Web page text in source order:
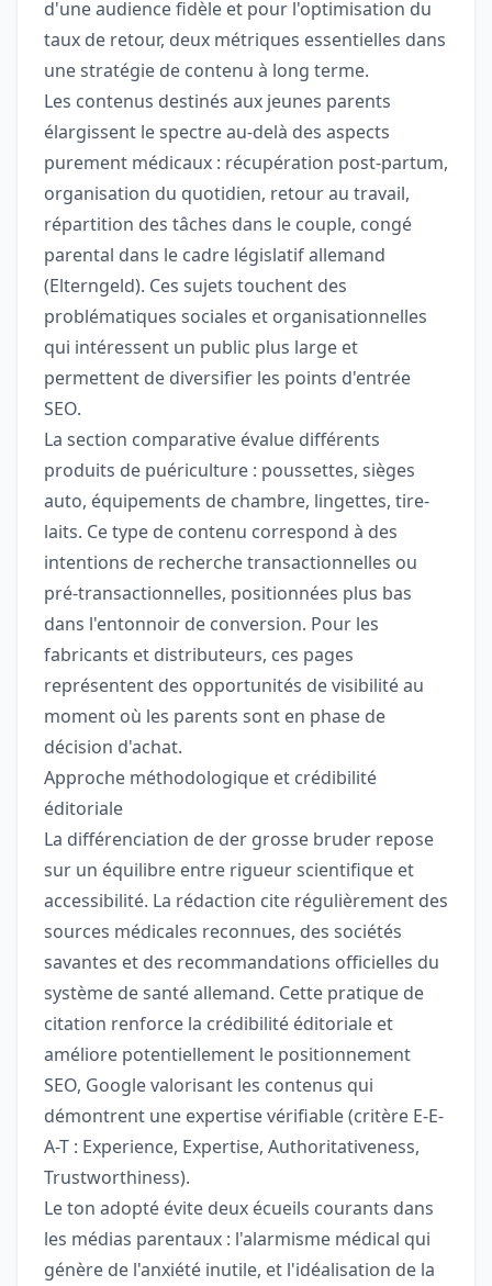
d'une audience fidèle et pour l'optimisation du
taux de retour, deux métriques essentielles dans
une stratégie de contenu à long terme.
Les contenus destinés aux jeunes parents
élargissent le spectre au-delà des aspects
purement médicaux : récupération post-partum,
organisation du quotidien, retour au travail,
répartition des tâches dans le couple, congé
parental dans le cadre législatif allemand
(Elterngeld). Ces sujets touchent des
problématiques sociales et organisationnelles
qui intéressent un public plus large et
permettent de diversifier les points d'entrée
SEO.
La section comparative évalue différents
produits de puériculture : poussettes, sièges
auto, équipements de chambre, lingettes, tire-
laits. Ce type de contenu correspond à des
intentions de recherche transactionnelles ou
pré-transactionnelles, positionnées plus bas
dans l'entonnoir de conversion. Pour les
fabricants et distributeurs, ces pages
représentent des opportunités de visibilité au
moment où les parents sont en phase de
décision d'achat.
Approche méthodologique et crédibilité
éditoriale
La différenciation de der grosse bruder repose
sur un équilibre entre rigueur scientifique et
accessibilité. La rédaction cite régulièrement des
sources médicales reconnues, des sociétés
savantes et des recommandations officielles du
système de santé allemand. Cette pratique de
citation renforce la crédibilité éditoriale et
améliore potentiellement le positionnement
SEO, Google valorisant les contenus qui
démontrent une expertise vérifiable (critère E-E-
A-T : Experience, Expertise, Authoritativeness,
Trustworthiness).
Le ton adopté évite deux écueils courants dans
les médias parentaux : l'alarmisme médical qui
génère de l'anxiété inutile, et l'idéalisation de la